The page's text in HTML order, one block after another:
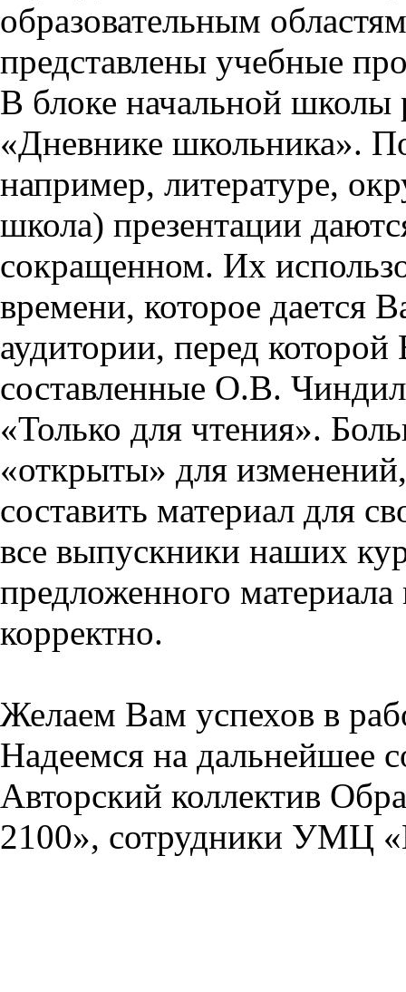
образовательным
представлены учебные
В блоке начальной школы
«Дневнике школьника».
например, литературе,
школа) презентации
сокращенном. Их
времени, которое дается
аудитории, перед
составленные О.В.
«Только для чтения».
«открыты» для
составить материал для
все выпускники наших
предложенного
корректно.
Желаем Вам успехов в
Надеемся на дальнейшее
Авторский коллектив
2100», сотрудники УМЦ